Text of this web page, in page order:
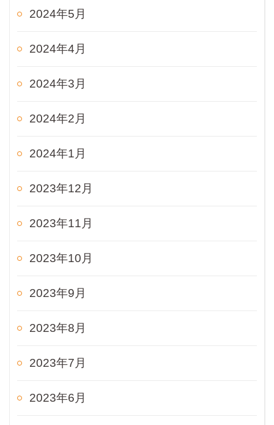
2024年5月
2024年4月
2024年3月
2024年2月
2024年1月
2023年12月
2023年11月
2023年10月
2023年9月
2023年8月
2023年7月
2023年6月